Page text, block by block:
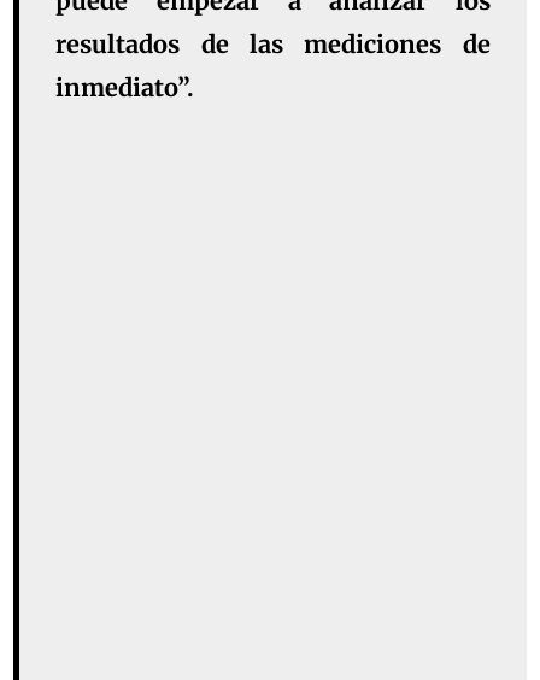
resultados de las mediciones de
inmediato”.